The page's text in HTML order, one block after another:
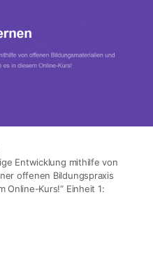
Entwicklung mithilfe von
offenen Bildungspraxis
Online-Kurs!“ Einheit 1: